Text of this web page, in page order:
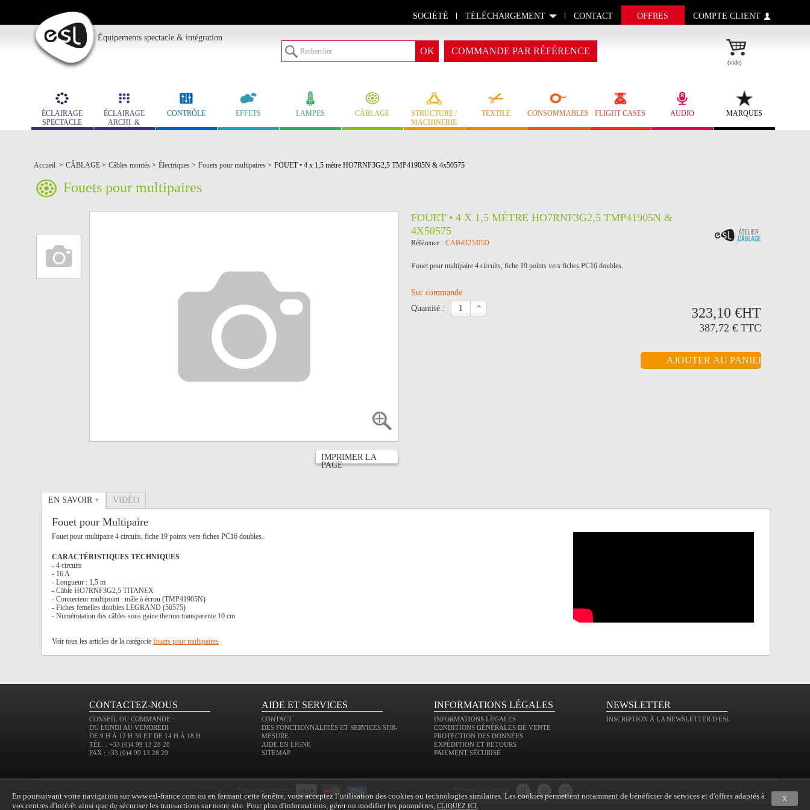
SOCIÉTÉ TÉLÉCHARGEMENT CONTACT OFFRES COMPTE CLIENT
Équipements spectacle & intégration
(vide)
COMMANDE PAR RÉFÉRENCE
ÉCLAIRAGE
SPECTACLE
ÉCLAIRAGE
ARCHI. &
MUSÉO.
CONTRÔLE EFFETS LAMPES CÂBLAGE
STRUCTURE /
MACHINERIE
TEXTILE CONSOMMABLES FLIGHT CASES AUDIO MARQUES
Accueil > CÂBLAGE > Câbles montés > Électriques > Fouets pour multipaires > FOUET • 4 x 1,5 mètre HO7RNF3G2,5 TMP41905N & 4x50575
Fouets pour multipaires
IMPRIMER LA
PAGE
FOUET • 4 X 1,5 MÈTRE HO7RNF3G2,5 TMP41905N &
4X50575
Référence : CAB4325/05D
Fouet pour multipaire 4 circuits, fiche 19 points vers fiches PC16 doubles.
Sur commande
quantité :
323,10 €HT
387,72 € TTC
EN SAVOIR + VIDÉO
Fouet pour Multipaire
Fouet pour multipaire 4 circuits, fiche 19 points vers fiches PC16 doubles.
CARACTÉRISTIQUES TECHNIQUES
- 4 circuits
- 16 A
- Longueur : 1,5 m
- Câble HO7RNF3G2,5 TITANEX
- Connecteur multipoint : mâle à écrou (TMP41905N)
- Fiches femelles doubles LEGRAND (50575)
- Numérotation des câbles sous gaine thermo transparente 10 cm
Voir tous les articles de la catégorie fouets pour multipaires
CONTACTEZ-NOUS
CONSEIL OU COMMANDE :
DU LUNDI AU VENDREDI
DE 9 H À 12 H 30 ET DE 14 H À 18 H
TÉL. : +33 (0)4 99 13 28 28
FAX : +33 (0)4 99 13 28 29
AIDE ET SERVICES
CONTACT
DES FONCTIONNALITÉS ET SERVICES SUR-
MESURE
AIDE EN LIGNE
SITEMAP
INFORMATIONS LÉGALES
INFORMATIONS LÉGALES
CONDITIONS GÉNÉRALES DE VENTE
PROTECTION DES DONNÉES
EXPÉDITION ET RETOURS
PAIEMENT SÉCURISÉ
NEWSLETTER
INSCRIPTION À LA NEWSLETTER D'ESL
X
En poursuivant votre navigation sur www.esl-france.com ou en fermant cette fenêtre, vous acceptez l’utilisation des cookies ou technologies similaires. Les cookies permettent notamment de bénéficier de services et d'offres adaptés à
vos centres d'intérêt ainsi que de sécuriser les transactions sur notre site. Pour plus d'informations, gérer ou modifier les paramètres, CLIQUEZ ICI.